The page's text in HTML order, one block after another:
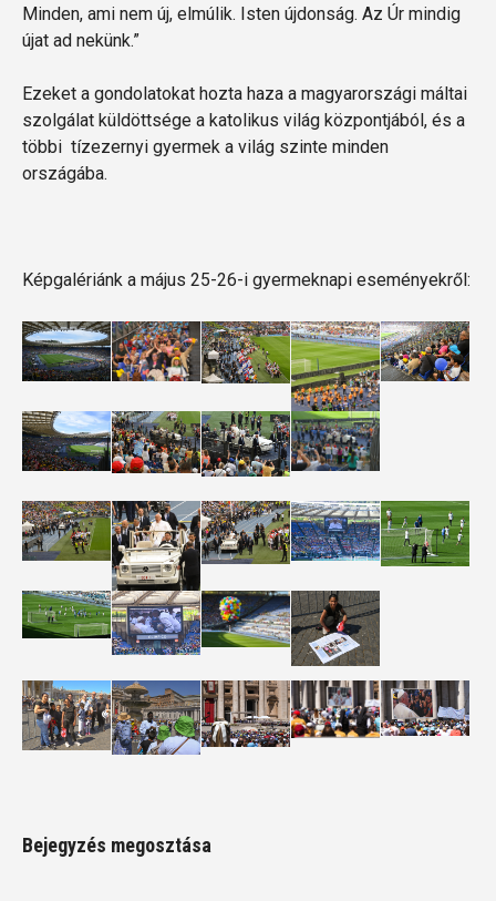
Minden, ami nem új, elmúlik. Isten újdonság. Az Úr mindig
újat ad nekünk.”
Ezeket a gondolatokat hozta haza a magyarországi máltai
szolgálat küldöttsége a katolikus világ központjából, és a
többi tízezernyi gyermek a világ szinte minden
országába.
Képgalériánk a május 25-26-i gyermeknapi eseményekről:
Bejegyzés megosztása